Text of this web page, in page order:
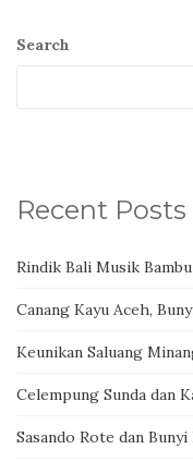
Search
Recent Posts
Rindik Bali Musik
Canang Kayu Aceh,
Keunikan Saluang
Celempung Sunda dan
Sasando Rote dan